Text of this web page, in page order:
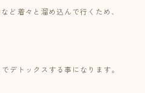
ど⁡着々と溜め込んで行くため、
デトックスする事になります。